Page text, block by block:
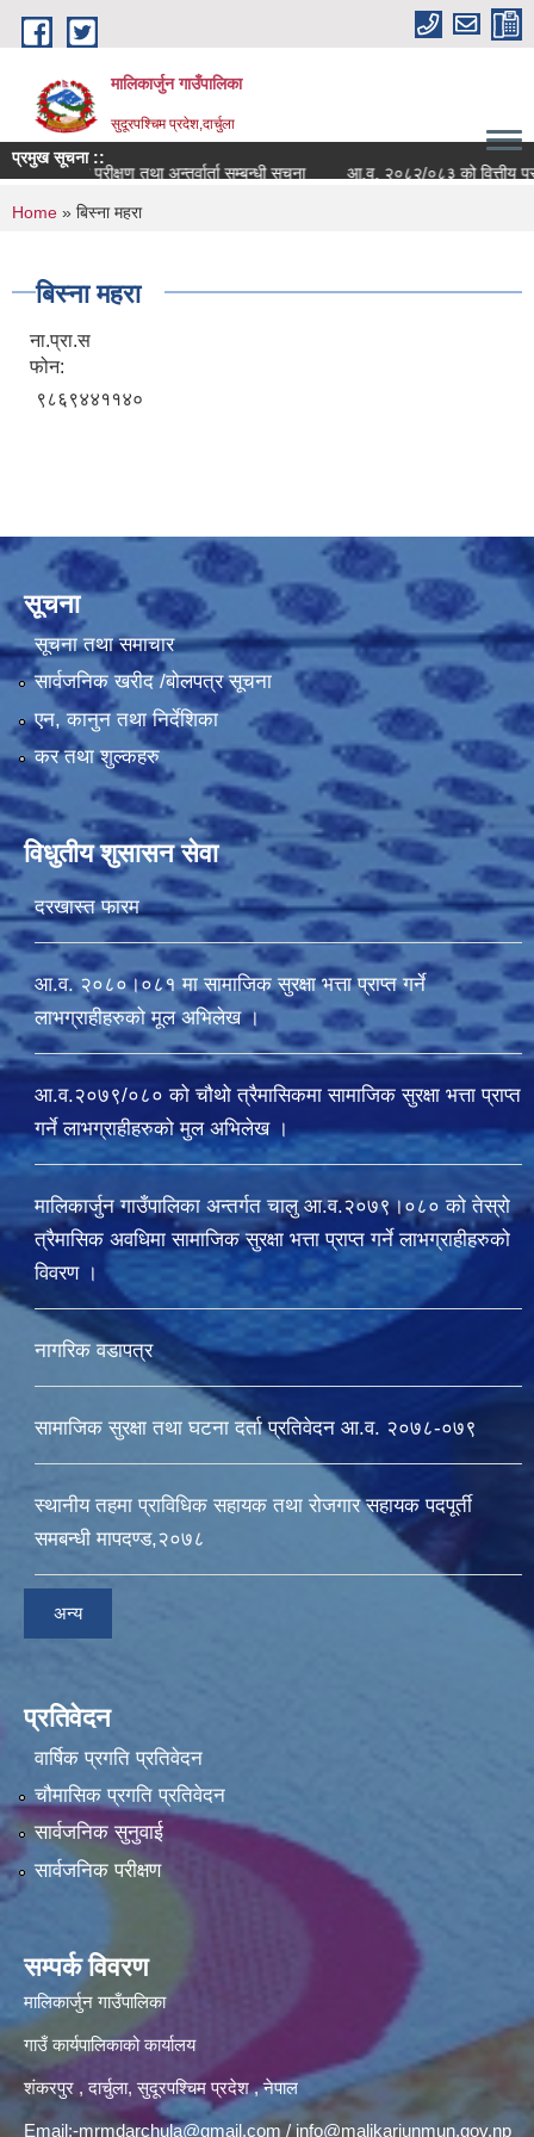
Skip to main content
मालिकार्जुन गाउँपालिका
सुदूरपश्चिम प्रदेश,दार्चुला
प्रमुख सूचना ::
सीप परीक्षण तथा अन्तर्वार्ता सम्बन्धी सूचना
आ.व. २०८२/०८३ को वित्तीय
You are here
Home » बिस्ना महरा
बिस्ना महरा
ना.प्रा.स
फोन:
९८६९४४११४०
सूचना
सूचना तथा समाचार
सार्वजनिक खरीद /बोलपत्र सूचना
एन, कानुन तथा निर्देशिका
कर तथा शुल्कहरु
विधुतीय शुसासन सेवा
दरखास्त फारम
आ.व. २०८०।०८१ मा सामाजिक सुरक्षा भत्ता प्राप्त गर्ने
लाभग्राहीहरुको मूल अभिलेख ।
आ.व.२०७९/०८० को चौथो त्रैमासिकमा सामाजिक सुरक्षा भत्ता प्राप्त
गर्ने लाभग्राहीहरुको मुल अभिलेख ।
मालिकार्जुन गाउँपालिका अन्तर्गत चालु आ‍.व.२०७९।०८० को तेस्रो
त्रैमासिक अवधिमा सामाजिक सुरक्षा भत्ता प्राप्त गर्ने लाभग्राहीहरुको
विवरण ।
नागरिक वडापत्र
सामाजिक सुरक्षा तथा घटना दर्ता प्रतिवेदन आ.व. २०७८-०७९
स्थानीय तहमा प्राविधिक सहायक तथा रोजगार सहायक पदपूर्ती
समबन्धी मापदण्ड,२०७८
अन्य
प्रतिवेदन
वार्षिक प्रगति प्रतिवेदन
चौमासिक प्रगति प्रतिवेदन
सार्वजनिक सुनुवाई
सार्वजनिक परीक्षण
सम्पर्क विवरण
मालिकार्जुन गाउँपालिका
गाउँ कार्यपालिकाको कार्यालय
शंकरपुर , दार्चुला, सुदूरपश्चिम प्रदेश , नेपाल
Email:-mrmdarchula@gmail.com /info@malikarjunmun.gov.np